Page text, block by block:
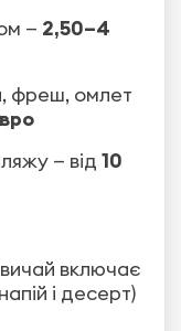
— 2,50–4
фреш, омлет
— від 10
включає
і десерт)